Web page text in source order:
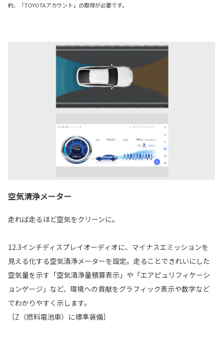
約、「TOYOTAアカウント」の取得が必要です。
空気清浄メーター
走れば走るほど空気をクリーンに。
12.3インチディスプレイオーディオに、マイナスエミッションを
見える化する空気清浄メーターを設定。走ることできれいにした
空気量を示す「空気清浄量積算表示」や「エアピュリフィケーシ
ョンゲージ」など、環境への貢献をグラフィック表示や数字など
でわかりやすく示します。
［Z（燃料電池車）に標準装備］